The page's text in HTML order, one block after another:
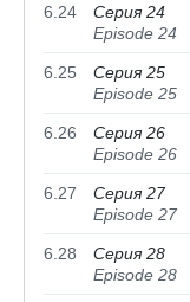
6.24
Серия 24
Episode 24
6.25
Серия 25
Episode 25
6.26
Серия 26
Episode 26
6.27
Серия 27
Episode 27
6.28
Серия 28
Episode 28